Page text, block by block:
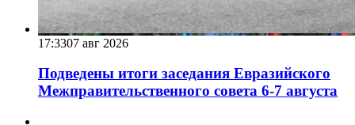
17:3307 авг 2026
Подведены итоги заседания Евразийского
Межправительственного совета 6-7 августа